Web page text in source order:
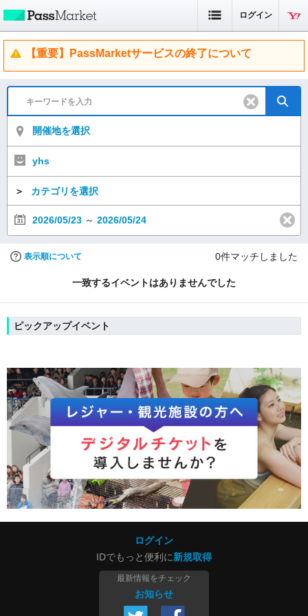
ログイン
【重要】PassMarketサービスの終了について
開催地を選択
yhs
＞ カテゴリを選択
2026/05/23 ～ 2026/05/24
表示順について 0件マッチしました
一致するイベントはありませんでした
ピックアップイベント
ログイン
IDでもっと便利に新規取得
最新情報をチェック
お知らせ